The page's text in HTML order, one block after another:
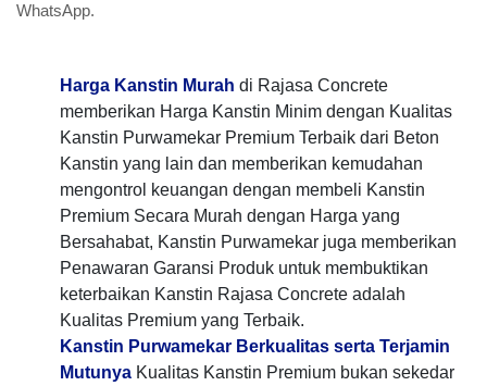
WhatsApp.
Harga Kanstin Murah di Rajasa Concrete
memberikan Harga Kanstin Minim dengan Kualitas
Kanstin Purwamekar Premium Terbaik dari Beton
Kanstin yang lain dan memberikan kemudahan
mengontrol keuangan dengan membeli Kanstin
Premium Secara Murah dengan Harga yang
Bersahabat, Kanstin Purwamekar juga memberikan
Penawaran Garansi Produk untuk membuktikan
keterbaikan Kanstin Rajasa Concrete adalah
Kualitas Premium yang Terbaik.
Kanstin Purwamekar Berkualitas serta Terjamin
Mutunya Kualitas Kanstin Premium bukan sekedar